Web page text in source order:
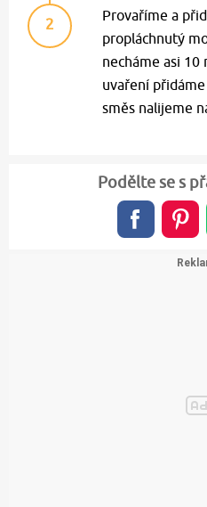
2
Provaříme a
propláchnutý
necháme asi
uvaření
směs nalijeme
Podělte se s